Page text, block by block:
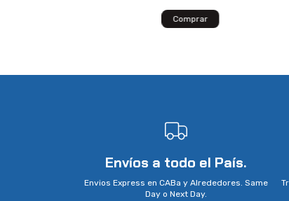
Envíos a todo el País.
Envios Express en CABa y Alrededores. Same
Day o Next Day.